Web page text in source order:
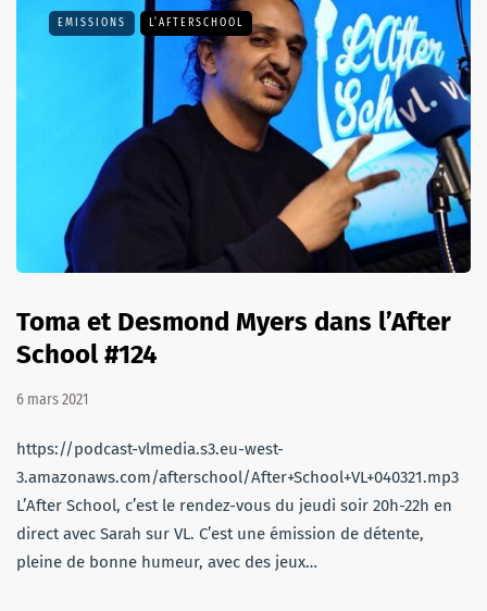
EMISSIONS L’AFTERSCHOOL
Toma et Desmond Myers dans l’After
School #124
6 mars 2021
https://podcast-vlmedia.s3.eu-west-
3.amazonaws.com/afterschool/After+School+VL+040321.mp3
L’After School, c’est le rendez-vous du jeudi soir 20h-22h en
direct avec Sarah sur VL. C’est une émission de détente,
pleine de bonne humeur, avec des jeux…